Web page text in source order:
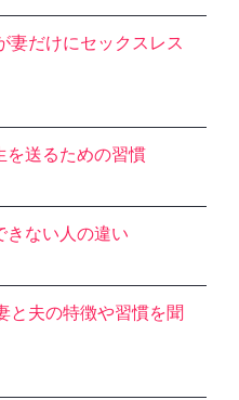
妻だけにセックスレス
を送るための習慣
きない人の違い
と夫の特徴や習慣を聞